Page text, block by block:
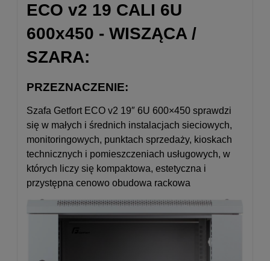
ECO v2 19 CALI 6U
600x450 - WISZĄCA /
SZARA:
PRZEZNACZENIE:
Szafa Getfort ECO v2 19″ 6U 600×450 sprawdzi
się w małych i średnich instalacjach sieciowych,
monitoringowych, punktach sprzedaży, kioskach
technicznych i pomieszczeniach usługowych, w
których liczy się kompaktowa, estetyczna i
przystępna cenowo obudowa rackowa